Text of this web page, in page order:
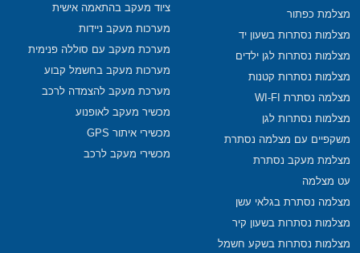
מצלמת כפתור
מצלמות נסתרות בשעון יד
מצלמות נסתרות לגן ילדים
מצלמות נסתרות קטנות
מצלמה נסתרת WI-FI
מצלמות נסתרות לגן
משקפיים עם מצלמה נסתרת
מצלמת מעקב נסתרת
עט מצלמה
מצלמה נסתרת בגלאי עשן
מצלמות נסתרות בשעון קיר
מצלמות נסתרות בשקע חשמל
ציוד מעקב בהתאמה אישית
מערכות מעקב ניידות
מערכת מעקב עם סוללה פנימית
מערכות מעקב בחשמל קבוע
מערכת מעקב להצמדה לרכב
מכשיר מעקב לאופנוע
מכשירי איתור GPS
מכשירי מעקב לרכב